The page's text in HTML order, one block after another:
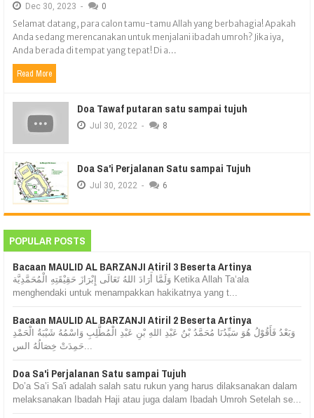
Dec 30, 2023 - 0
Selamat datang, para calon tamu-tamu Allah yang berbahagia! Apakah
Anda sedang merencanakan untuk menjalani ibadah umroh? Jika iya,
Anda berada di tempat yang tepat! Di a...
Read More
Doa Tawaf putaran satu sampai tujuh
Jul 30, 2022 - 8
Doa Sa'i Perjalanan Satu sampai Tujuh
Jul 30, 2022 - 6
POPULAR POSTS
Bacaan MAULID AL BARZANJI Atiril 3 Beserta Artinya
وَلَمَّا أَرَادَ اللهُ تَعَالَى إِبْرَازَ حَقِيْقَتِهِ الْمُحَمَّدِيَّة Ketika Allah Ta‘ala
menghendaki untuk menampakkan hakikatnya yang t...
Bacaan MAULID AL BARZANJI Atiril 2 Beserta Artinya
وَبَعْدُ فَأَقُوْلُ هُوَ سَيِّدُنَا مُحَمَّدُ بْنُ عَبْدِ اللهِ بْنِ عَبْدِ الْمُطَّلِبِ وَاسْمُهُ شَيْبَةُ الْحَمْدِ
Doa Sa'i Perjalanan Satu sampai Tujuh
Do’a Sa’i Sa'i adalah salah satu rukun yang harus dilaksanakan dalam
melaksanakan Ibadah Haji atau juga dalam Ibadah Umroh Setelah se...